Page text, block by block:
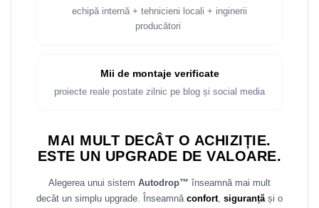
Rame Adaptoare Porsche
Rame adaptoare Citroen
Rame adaptoare Daihatsu
echipă internă + tehnicieni locali + inginerii
producători
Mii de montaje verificate
proiecte reale postate zilnic pe blog și social media
MAI MULT DECÂT O ACHIZIȚIE.
ESTE UN UPGRADE DE VALOARE.
Alegerea unui sistem Autodrop™ înseamnă mai mult
decât un simplu upgrade. Înseamnă confort, siguranțăși o